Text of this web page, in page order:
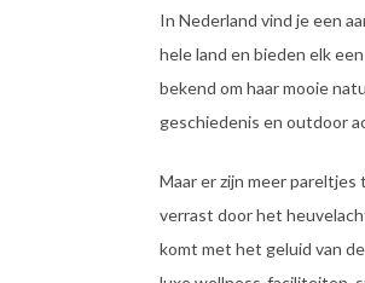
In Nederland vind je een
hele land en bieden elk
bekend om haar mooie
geschiedenis en outdoor
Maar er zijn meer
verrast door het
komt met het geluid van